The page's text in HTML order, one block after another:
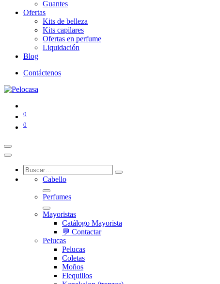
Guantes
Ofertas
Kits de belleza
Kits capilares
Ofertas en perfume
Liquidación
Blog
Contáctenos
0
0
Cabello
Perfumes
Mayoristas
Catálogo Mayorista
💬 Contactar
Pelucas
Pelucas
Coletas
Moños
Flequillos